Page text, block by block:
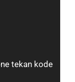
tekan kode